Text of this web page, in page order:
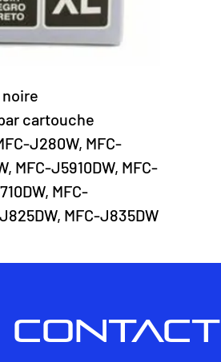
cartouche
J280W, MFC-
MFC-J5910DW, MFC-
MFC-
MFC-J835DW
CONTACT